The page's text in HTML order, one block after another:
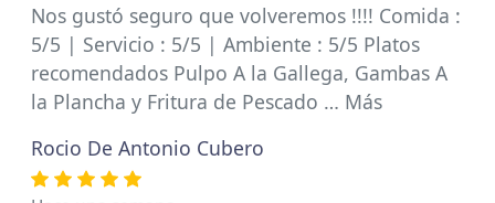
Nos gustó seguro que volveremos !!!! Comida :
5/5 | Servicio : 5/5 | Ambiente : 5/5 Platos
recomendados Pulpo A la Gallega, Gambas A
la Plancha y Fritura de Pescado … Más
Rocio De Antonio Cubero